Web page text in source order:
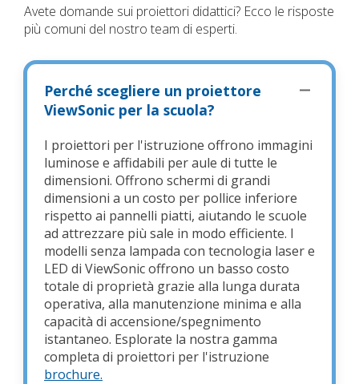
Avete domande sui proiettori didattici? Ecco le risposte
più comuni del nostro team di esperti.
Perché scegliere un proiettore
ViewSonic per la scuola?
I proiettori per l'istruzione offrono immagini
luminose e affidabili per aule di tutte le
dimensioni. Offrono schermi di grandi
dimensioni a un costo per pollice inferiore
rispetto ai pannelli piatti, aiutando le scuole
ad attrezzare più sale in modo efficiente. I
modelli senza lampada con tecnologia laser e
LED di ViewSonic offrono un basso costo
totale di proprietà grazie alla lunga durata
operativa, alla manutenzione minima e alla
capacità di accensione/spegnimento
istantaneo. Esplorate la nostra gamma
completa di proiettori per l'istruzione
brochure.